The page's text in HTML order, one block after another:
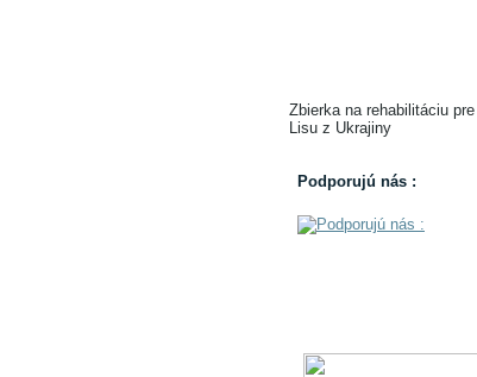
Zbierka na rehabilitáciu pre
Lisu z Ukrajiny
Podporujú nás :